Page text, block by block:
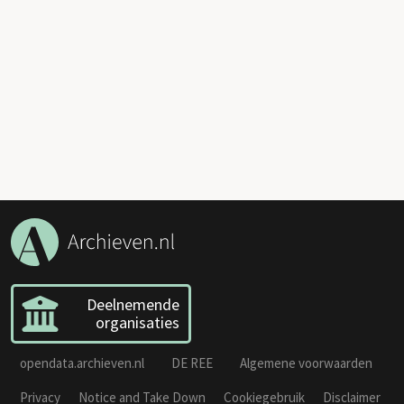
Deelnemende
organisaties
opendata.archieven.nl DE REE
Algemene voorwaarden
Privacy
Notice and Take Down Cookiegebruik
Disclaimer